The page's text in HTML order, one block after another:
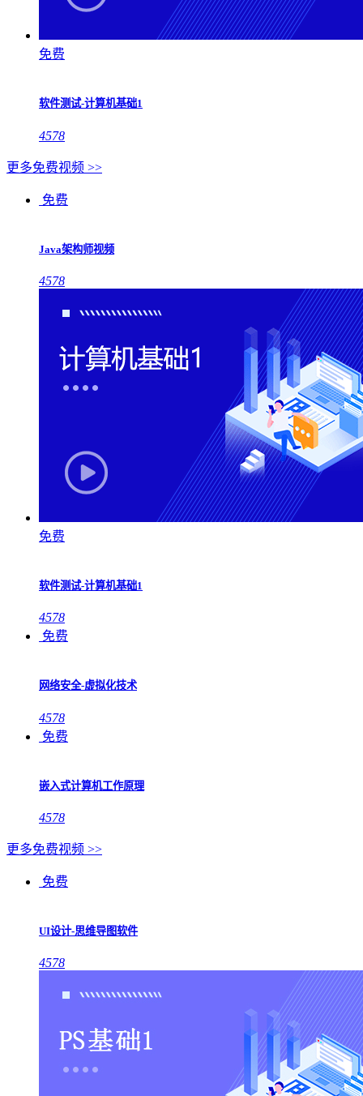
免费
软件测试-计算机基础1
4578
更多免费视频 >>
免费
Java架构师视频
4578
免费
软件测试-计算机基础1
4578
免费
网络安全-虚拟化技术
4578
免费
嵌入式计算机工作原理
4578
更多免费视频 >>
免费
UI设计-思维导图软件
4578